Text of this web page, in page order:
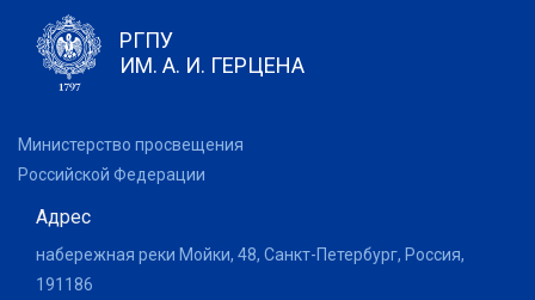
РГПУ
ИМ. А. И. ГЕРЦЕНА
Министерство просвещения
Российской Федерации
Адрес
набережная реки Мойки, 48, Санкт-Петербург, Россия,
191186